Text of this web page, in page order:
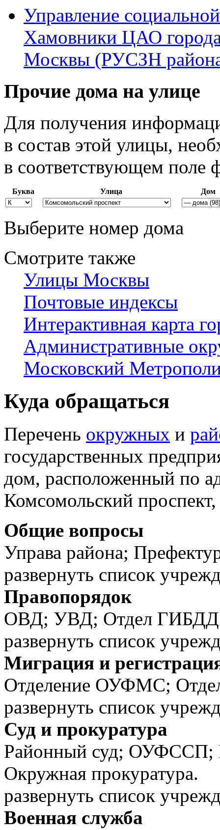
Управление
Хамовники ЦАО
Москвы (РУСЗН
Прочие дома на улице
Для получения
в состав этой улицы,
в соответствующем поле
Буква Улица Дом
Выберите номер дома
Смотрите также
Улицы Москвы
Почтовые индексы
Интерактивная карта
Административные
Московский
Куда обращаться
Перечень окружных и
государственных
дом, расположенный по
Комсомольский
Общие вопросы
Управа района;
развернуть список
Правопорядок
ОВД; УВД; Отдел
развернуть список
Миграция и
Отделение ОУФМС;
развернуть список
Суд и прокуратура
Районный суд; ОУФССП;
Окружная прокуратура.
развернуть список
Военная служба